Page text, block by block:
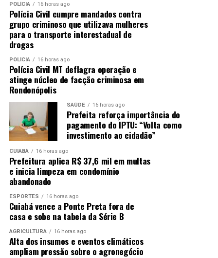
POLÍCIA 16 horas ago
Polícia Civil cumpre mandados contra
grupo criminoso que utilizava mulheres
para o transporte interestadual de
drogas
POLÍCIA 16 horas ago
Polícia Civil MT deflagra operação e
atinge núcleo de facção criminosa em
Rondonópolis
SAÚDE 16 horas ago
Prefeita reforça importância do
pagamento do IPTU: “Volta como
investimento ao cidadão”
CUIABÁ 16 horas ago
Prefeitura aplica R$ 37,6 mil em multas
e inicia limpeza em condomínio
abandonado
ESPORTES 16 horas ago
Cuiabá vence a Ponte Preta fora de
casa e sobe na tabela da Série B
AGRICULTURA 16 horas ago
Alta dos insumos e eventos climáticos
ampliam pressão sobre o agronegócio